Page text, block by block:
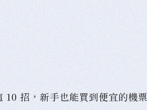
10 招，新手也能買到便宜的機